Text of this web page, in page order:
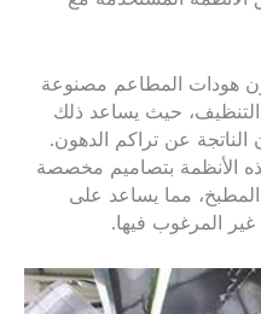
هودات المطاعم مصنوعة
حيث يساعد ذلك
عن تراكم الدهون.
الأنظمة بتصاميم مخصصة
مما يساعد على
غير المرغوب فيها.